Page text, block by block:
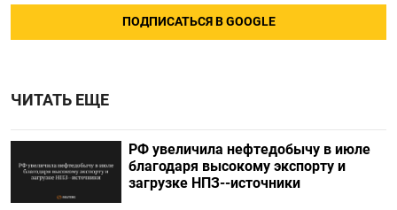
ПОДПИСАТЬСЯ В GOOGLE
ЧИТАТЬ ЕЩЕ
РФ увеличила нефтедобычу в июле
благодаря высокому экспорту и
загрузке НПЗ--источники